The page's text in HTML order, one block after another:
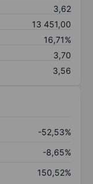
3,62
13 451,00
16,71%
3,70
3,56
-52,53%
-8,65%
150,52%